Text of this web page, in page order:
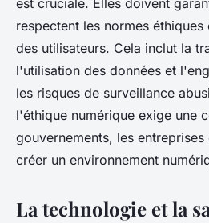
est cruciale. Elles doivent
respectent les normes
des utilisateurs. Cela inclut la
l'utilisation des données et
les risques de surveillance
l'éthique numérique exige une
gouvernements, les
créer un environnement
La technologie et la